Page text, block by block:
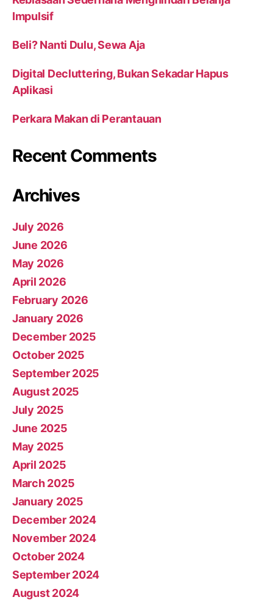
Impulsif
Beli? Nanti Dulu, Sewa Aja
Digital Decluttering, Bukan Sekadar Hapus
Aplikasi
Perkara Makan di Perantauan
Recent Comments
Archives
July 2026
June 2026
May 2026
April 2026
February 2026
January 2026
December 2025
October 2025
September 2025
August 2025
July 2025
June 2025
May 2025
April 2025
March 2025
January 2025
December 2024
November 2024
October 2024
September 2024
August 2024